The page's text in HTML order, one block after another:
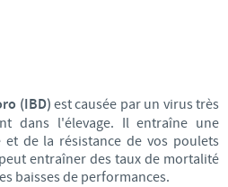
(IBD) est causée par un virus très
dans l'élevage. Il entraîne une
de la résistance de vos poulets
entraîner des taux de mortalité
baisses de performances.